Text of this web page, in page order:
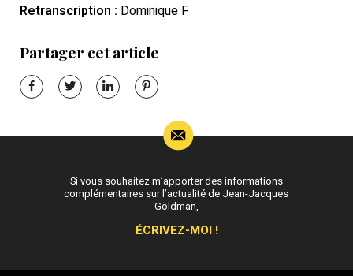
Retranscription : Dominique F
Partager cet article
Si vous souhaitez m’apporter des informations
complémentaires sur l’actualité de Jean-Jacques
Goldman,
ÉCRIVEZ-MOI !